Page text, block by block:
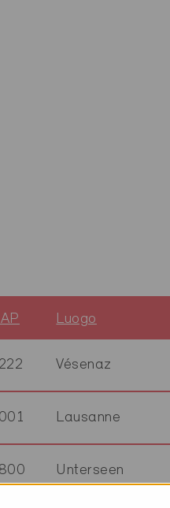
Luogo
Vésenaz
Lausanne
Unterseen